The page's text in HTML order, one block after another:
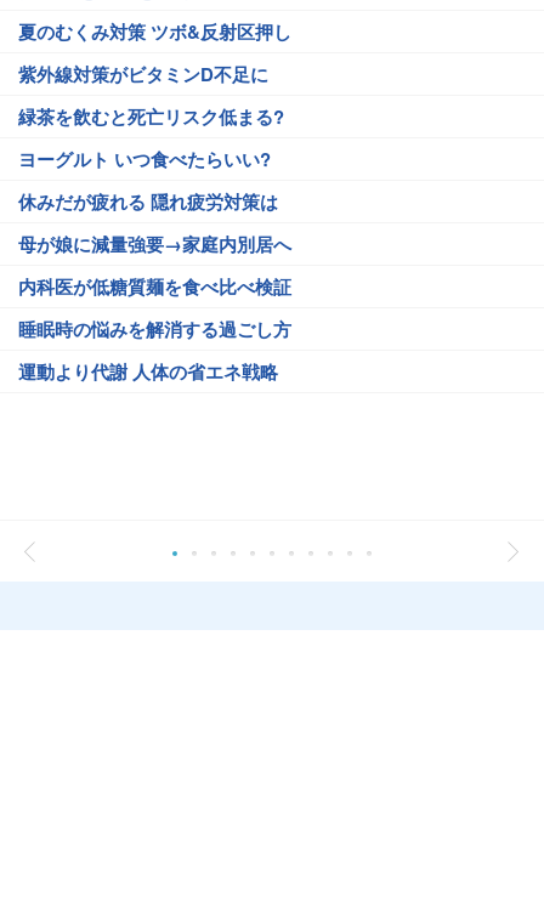
夏のむくみ対策 ツボ&反射区押し
紫外線対策がビタミンD不足に
緑茶を飲むと死亡リスク低まる?
ヨーグルト いつ食べたらいい?
休みだが疲れる 隠れ疲労対策は
母が娘に減量強要→家庭内別居へ
内科医が低糖質麺を食べ比べ検証
睡眠時の悩みを解消する過ごし方
運動より代謝 人体の省エネ戦略